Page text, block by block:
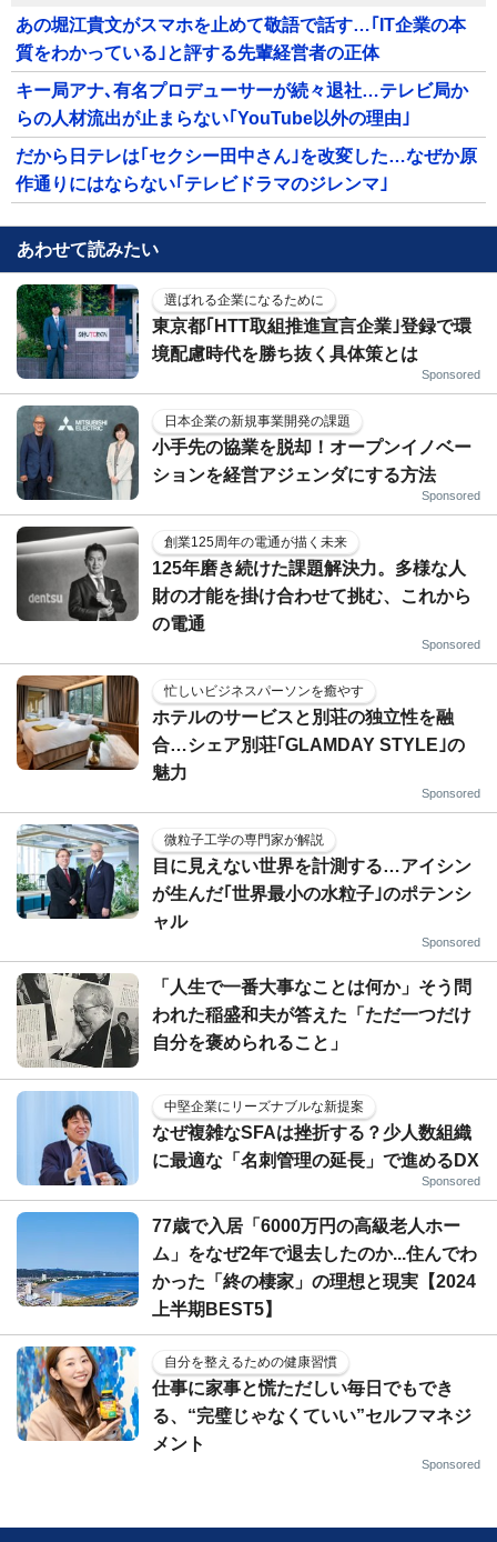
あの堀江貴文がスマホを止めて敬語で話す…｢IT企業の本
質をわかっている｣と評する先輩経営者の正体
キー局アナ､有名プロデューサーが続々退社…テレビ局か
らの人材流出が止まらない｢YouTube以外の理由｣
だから日テレは｢セクシー田中さん｣を改変した…なぜか原
作通りにはならない｢テレビドラマのジレンマ｣
あわせて読みたい
選ばれる企業になるために
東京都｢HTT取組推進宣言企業｣登録で環
境配慮時代を勝ち抜く具体策とは
Sponsored
日本企業の新規事業開発の課題
小手先の協業を脱却！オープンイノベー
ションを経営アジェンダにする方法
Sponsored
創業125周年の電通が描く未来
125年磨き続けた課題解決力。多様な人
財の才能を掛け合わせて挑む、これから
の電通
Sponsored
忙しいビジネスパーソンを癒やす
ホテルのサービスと別荘の独立性を融
合…シェア別荘｢GLAMDAY STYLE｣の
魅力
Sponsored
微粒子工学の専門家が解説
目に見えない世界を計測する…アイシン
が生んだ｢世界最小の水粒子｣のポテンシ
ャル
Sponsored
「人生で一番大事なことは何か」そう問
われた稲盛和夫が答えた「ただ一つだけ
自分を褒められること」
中堅企業にリーズナブルな新提案
なぜ複雑なSFAは挫折する？少人数組織
に最適な「名刺管理の延長」で進めるDX
Sponsored
77歳で入居「6000万円の高級老人ホー
ム」をなぜ2年で退去したのか...住んでわ
かった「終の棲家」の理想と現実【2024
上半期BEST5】
自分を整えるための健康習慣
仕事に家事と慌ただしい毎日でもでき
る、“完璧じゃなくていい”セルフマネジ
メント
Sponsored